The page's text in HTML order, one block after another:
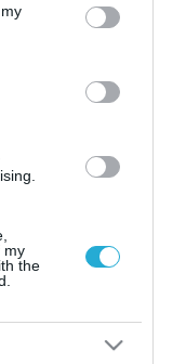
You may click to
third-party tags to
in below Google
my
the
προτού το
γλυκού είναι
ότι η σκόνη
μέσα
της είναι
τσάι.